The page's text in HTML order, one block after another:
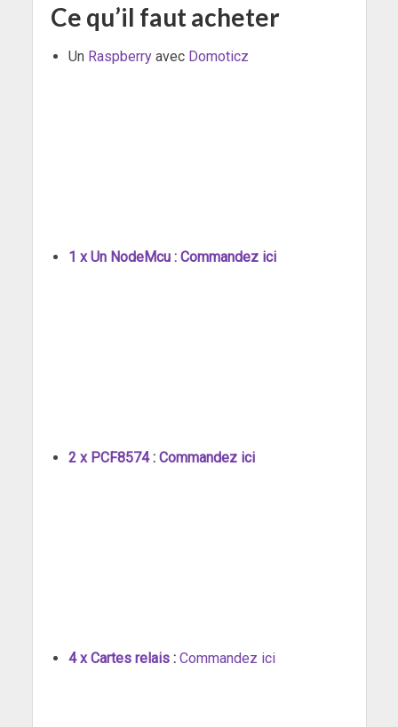
Ce qu’il faut acheter
Un Raspberryavec Domoticz
1 x Un NodeMcu : Commandez ici
2 x PCF8574: Commandez ici
4 x Cartes relais: Commandez ici